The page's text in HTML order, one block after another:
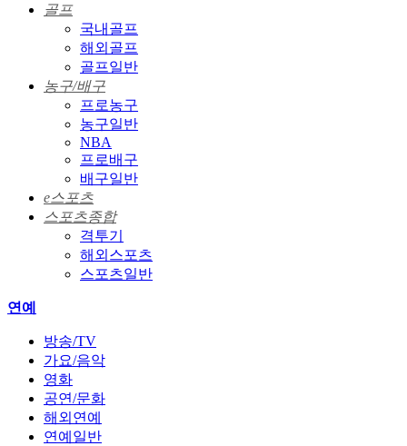
골프
국내골프
해외골프
골프일반
농구/배구
프로농구
농구일반
NBA
프로배구
배구일반
e스포츠
스포츠종합
격투기
해외스포츠
스포츠일반
연예
방송/TV
가요/음악
영화
공연/문화
해외연예
연예일반